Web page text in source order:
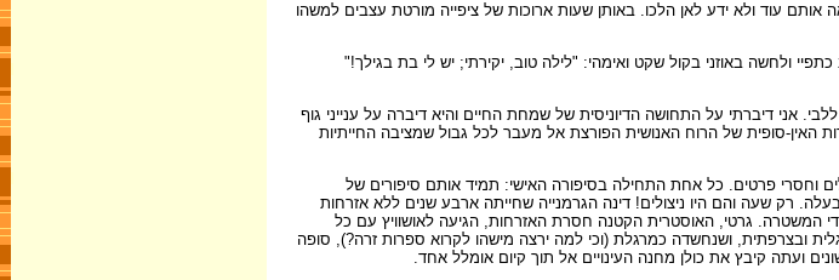
עוד ולא ידע לאן הלכו. באותן שעות ארוכות של ציפייה מורטת עצבים למשהו
ולחשה באוזני בקול שקט ואימהי: "לילה טוב, יקירתי; יש לי בת בגילך!"
אני דיברתי על התחושה הדיוניסית של שמחת החיים והיא דיברה על ענייני גוף
האין-סופית של הרוח האנושית הפורצת אל מעבר לכל גבול שמציבה החייתיות
וחסרי פרטים. כל אחת התחילה בסיפורה האישי: תמיד אותם סיפורים של
רק שעה והם היו ניצולים! דינה הגרמנייה שחייתה ארבע שנים ללא אזרחות
המשטרה. גרטי, האוסטרית הקטנה חסרת האזרחות, הגיעה לאושוויץ עם כל
ובצרפתית, ושנחשדה כמרגלת (וכי למה ירצה מישהו לקרוא ספרות זרה?), סופה
ועתה קיבץ את כולן מחנה העינויים אל תוך קיום אומלל אחד.